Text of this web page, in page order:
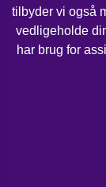
tilbyder vi også
vedligeholde
har brug for